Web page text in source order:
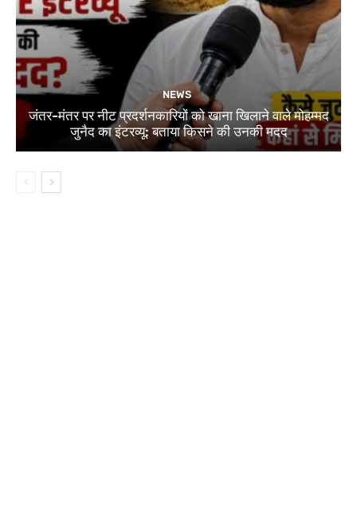
NEWS
जंतर-मंतर पर नीट प्रदर्शनकारियों को खाना खिलाने वाले मोहम्मद
जुनैद का इंटरव्यू: बताया किसने की उनकी मदद